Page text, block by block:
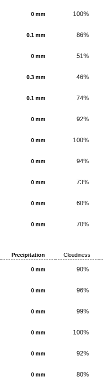
0 mm 100%
0.1 mm 86%
0 mm 51%
0.3 mm 46%
0.1 mm 74%
0 mm 92%
0 mm 100%
0 mm 94%
0 mm 73%
0 mm 60%
0 mm 70%
Precipitation Cloudiness
0 mm 90%
0 mm 96%
0 mm 99%
0 mm 100%
0 mm 92%
0 mm 80%